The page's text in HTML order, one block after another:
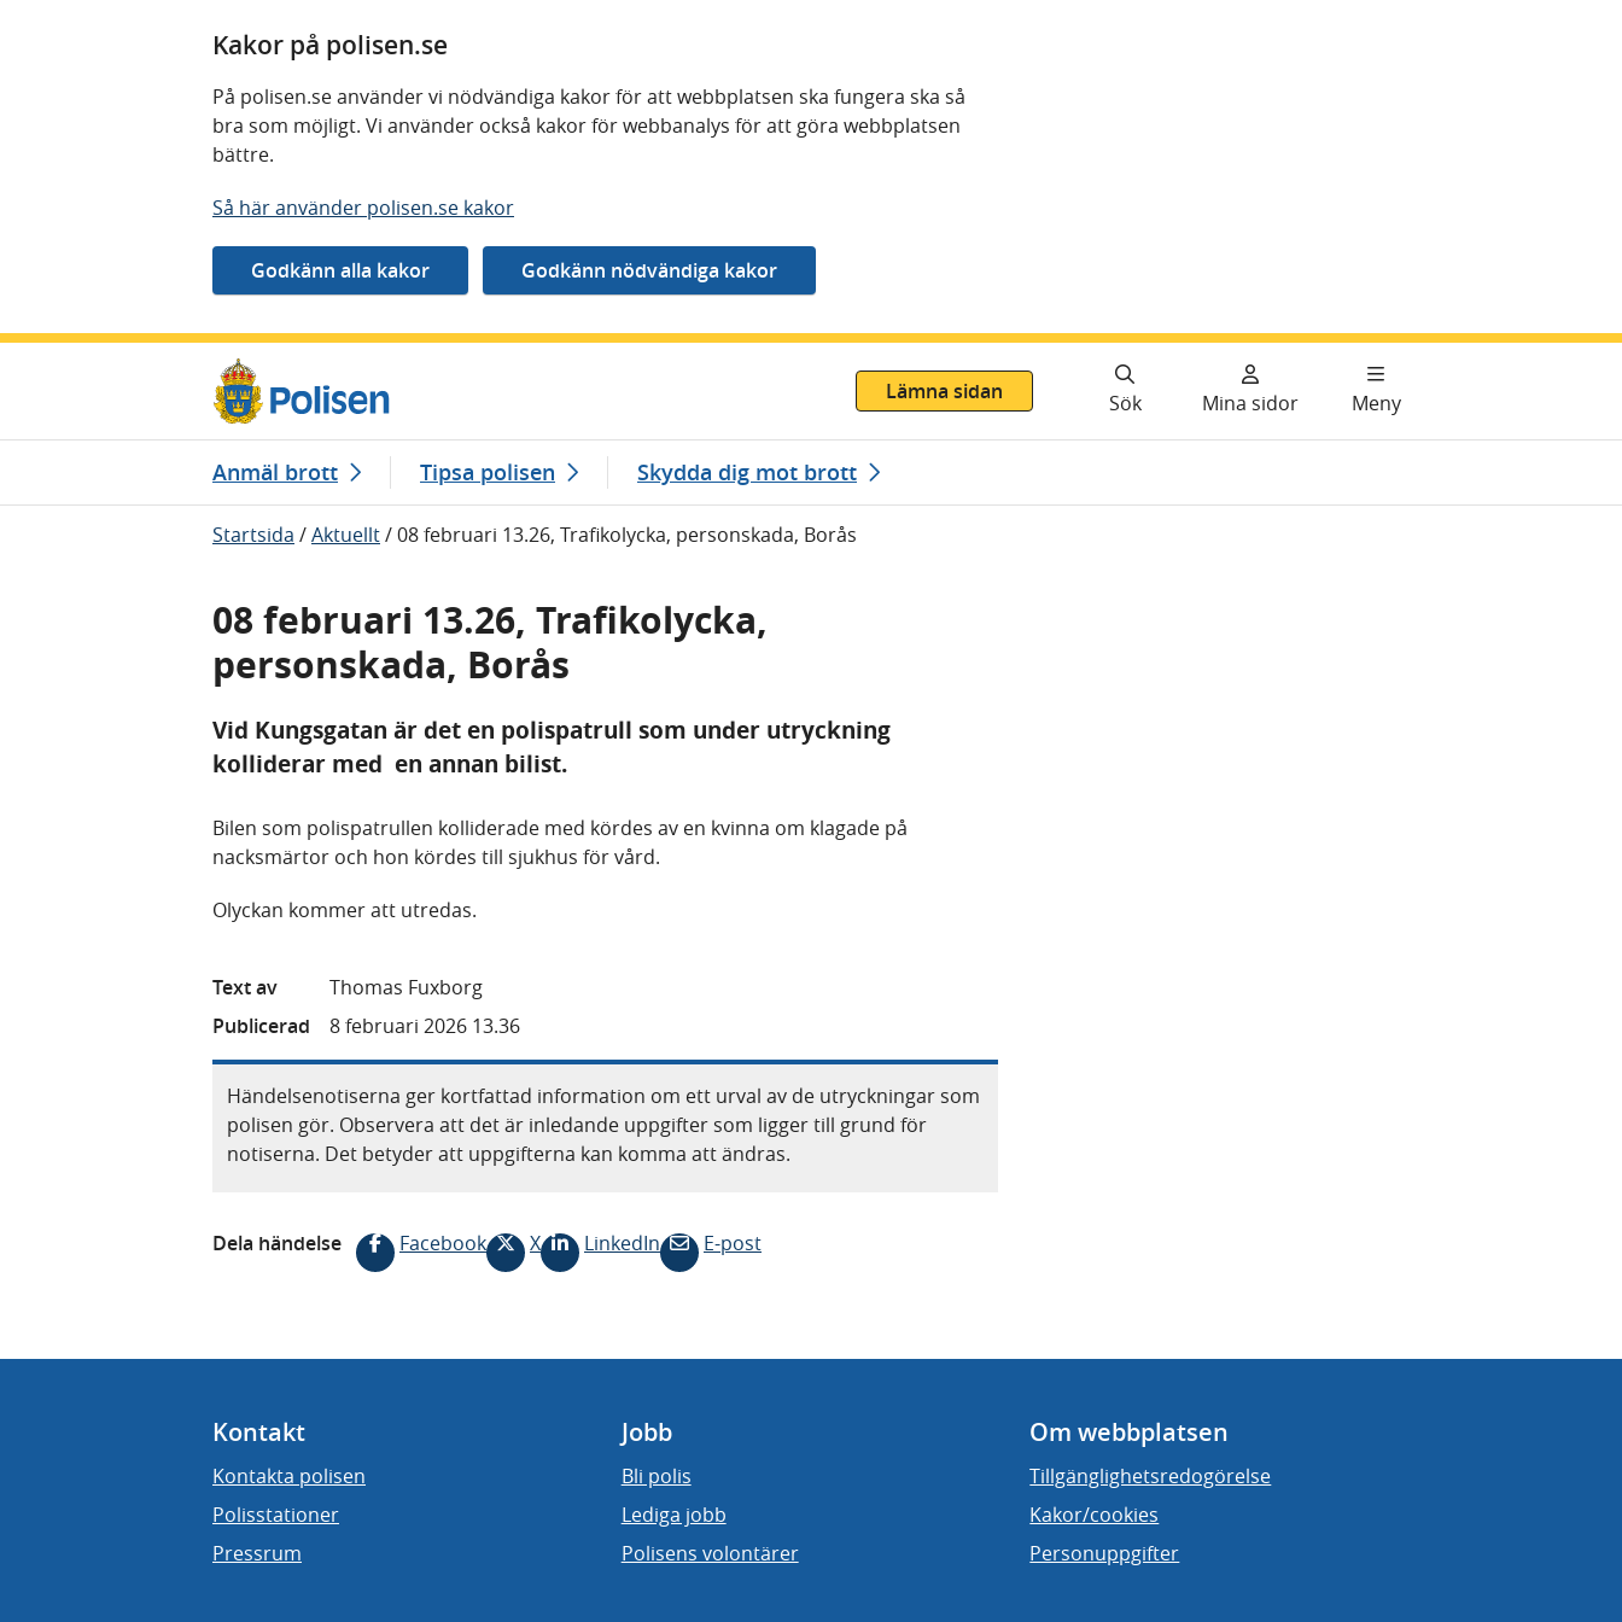
Kakor på polisen.se
På polisen.se använder vi nödvändiga kakor för att webbplatsen ska fungera ska så
bra som möjligt. Vi använder också kakor för webbanalys för att göra webbplatsen
bättre.
Så här använder polisen.se kakor
Lämna sidan
Sök Mina sidor Meny
Anmäl brott Tipsa polisen Skydda dig mot brott
Startsida /Aktuellt/08 februari 13.26, Trafikolycka, personskada, Borås
08 februari 13.26, Trafikolycka,
personskada, Borås
Vid Kungsgatan är det en polispatrull som under utryckning
kolliderar med en annan bilist.
Bilen som polispatrullen kolliderade med kördes av en kvinna om klagade på
nacksmärtor och hon kördes till sjukhus för vård.
Olyckan kommer att utredas.
Text av
Thomas Fuxborg
Publicerad
8 februari 2026 13.36
Händelsenotiserna ger kortfattad information om ett urval av de utryckningar som
polisen gör. Observera att det är inledande uppgifter som ligger till grund för
notiserna. Det betyder att uppgifterna kan komma att ändras.
Dela händelse Facebook X LinkedIn E-post
Kontakt
Kontakta polisen
Polisstationer
Pressrum
Jobb
Bli polis
Lediga jobb
Polisens volontärer
Om webbplatsen
Tillgänglighetsredogörelse
Kakor/cookies
Personuppgifter